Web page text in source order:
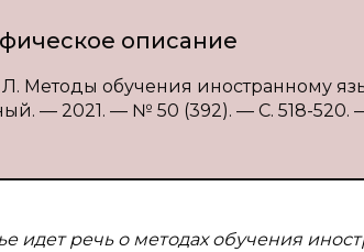
описание
Методы обучения иностранному
— 2021. — № 50 (392). — С. 518-520.
идет речь о методах обучения